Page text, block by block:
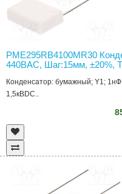
PME295RB4100MR30
440ВAC, Шаг:15мм, ±20%,
Конденсатор: бумажный; Y1;
1,5кВDC..